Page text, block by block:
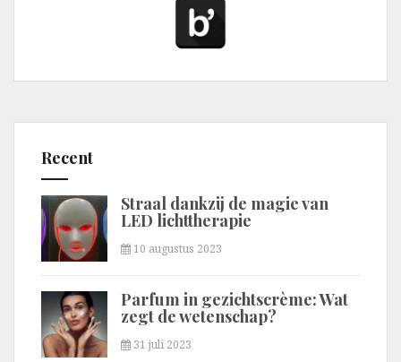
Recent
Straal dankzij de magie van
LED lichttherapie
10 augustus 2023
Parfum in gezichtscrème: Wat
zegt de wetenschap?
31 juli 2023